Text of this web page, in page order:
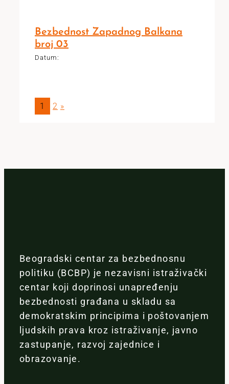
Bezbednost Zapadnog Balkana
broj 03
Datum:
1 2 »
Beogradski centar za bezbednosnu
politiku (BCBP) je nezavisni istraživački
centar koji doprinosi unapređenju
bezbednosti građana u skladu sa
demokratskim principima i poštovanjem
ljudskih prava kroz istraživanje, javno
zastupanje, razvoj zajednice i
obrazovanje.